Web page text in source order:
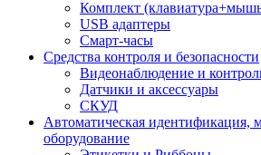
Комплект
USB адаптеры
Смарт-часы
Средства контроля и безопасности
Видеонаблюдение и
Датчики и аксессуары
СКУД
Автоматическая идентификация,
оборудование